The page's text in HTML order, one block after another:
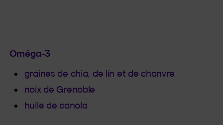
Oméga-3
graines de chia, de lin et de chanvre
noix de Grenoble
huile de canola